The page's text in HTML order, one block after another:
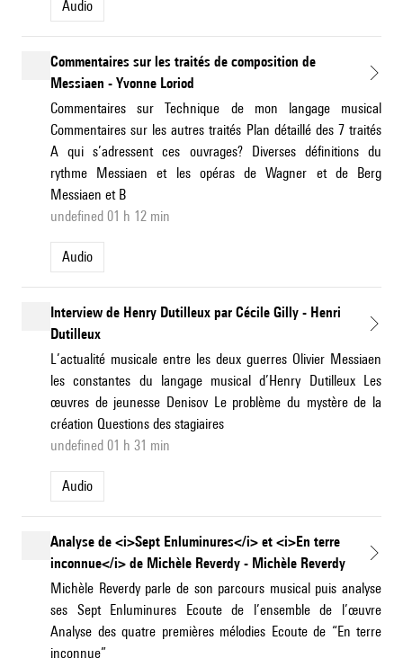
Audio
Commentaires sur les traités de composition de
Messiaen - Yvonne Loriod
Commentaires sur Technique de mon langage musical
Commentaires sur les autres traités Plan détaillé des 7 traités
A qui s’adressent ces ouvrages? Diverses définitions du
rythme Messiaen et les opéras de Wagner et de Berg
Messiaen et B
undefined 01 h 12 min
Audio
Interview de Henry Dutilleux par Cécile Gilly - Henri
Dutilleux
L’actualité musicale entre les deux guerres Olivier Messiaen
les constantes du langage musical d’Henry Dutilleux Les
œuvres de jeunesse Denisov Le problème du mystère de la
création Questions des stagiaires
undefined 01 h 31 min
Audio
Analyse de <i>Sept Enluminures</i> et <i>En terre
inconnue</i> de Michèle Reverdy - Michèle Reverdy
Michèle Reverdy parle de son parcours musical puis analyse
ses Sept Enluminures Ecoute de l’ensemble de l’œuvre
Analyse des quatre premières mélodies Ecoute de “En terre
inconnue”